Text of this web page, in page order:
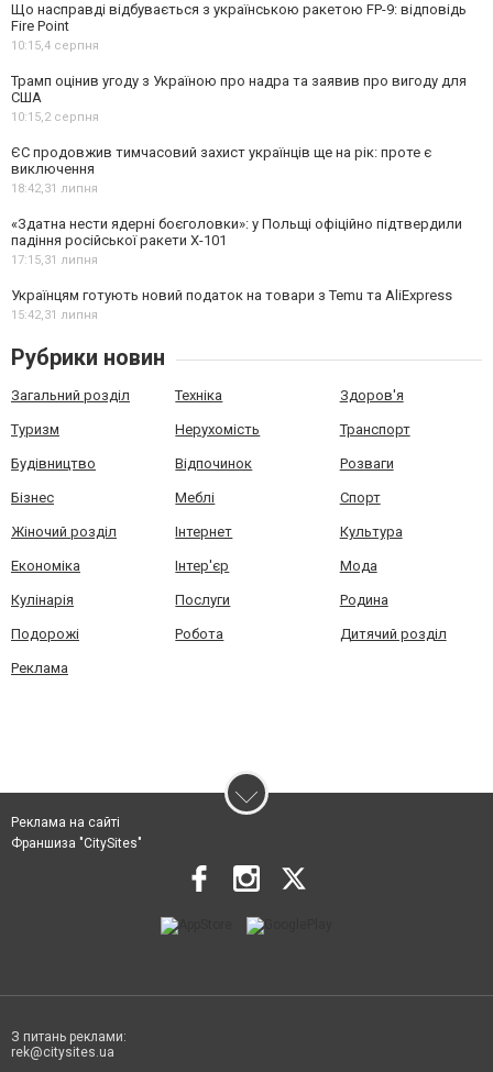
Що насправді відбувається з українською ракетою FP-9: відповідь
Fire Point
10:15,4 серпня
Трамп оцінив угоду з Україною про надра та заявив про вигоду для
США
10:15,2 серпня
ЄС продовжив тимчасовий захист українців ще на рік: проте є
виключення
18:42,31 липня
«Здатна нести ядерні боєголовки»: у Польщі офіційно підтвердили
падіння російської ракети Х-101
17:15,31 липня
Українцям готують новий податок на товари з Temu та AliExpress
15:42,31 липня
Рубрики новин
Загальний розділ Техніка Здоров'я
Туризм Нерухомість Транспорт
Будівництво Відпочинок Розваги
Бізнес Меблі Спорт
Жіночий розділ Інтернет Культура
Економіка Інтер'єр Мода
Кулінарія Послуги Родина
Подорожі Робота Дитячий розділ
Реклама
Реклама на сайті
Франшиза "CitySites"
З питань реклами:
rek@citysites.ua